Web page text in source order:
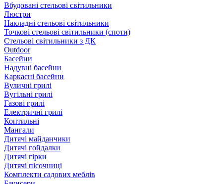
Вбудовані стельові світильники
Люстри
Накладні стельові світильники
Точкові стельові світильники (споти)
Стельові світильники з ДК
Outdoor
Басейни
Надувні басейни
Каркасні басейни
Вуличні грилі
Вугільні грилі
Газові грилі
Електричні грилі
Коптильні
Мангали
Дитячі майданчики
Дитячі гойдалки
Дитячі гірки
Дитячі пісочниці
Комплекти садових меблів